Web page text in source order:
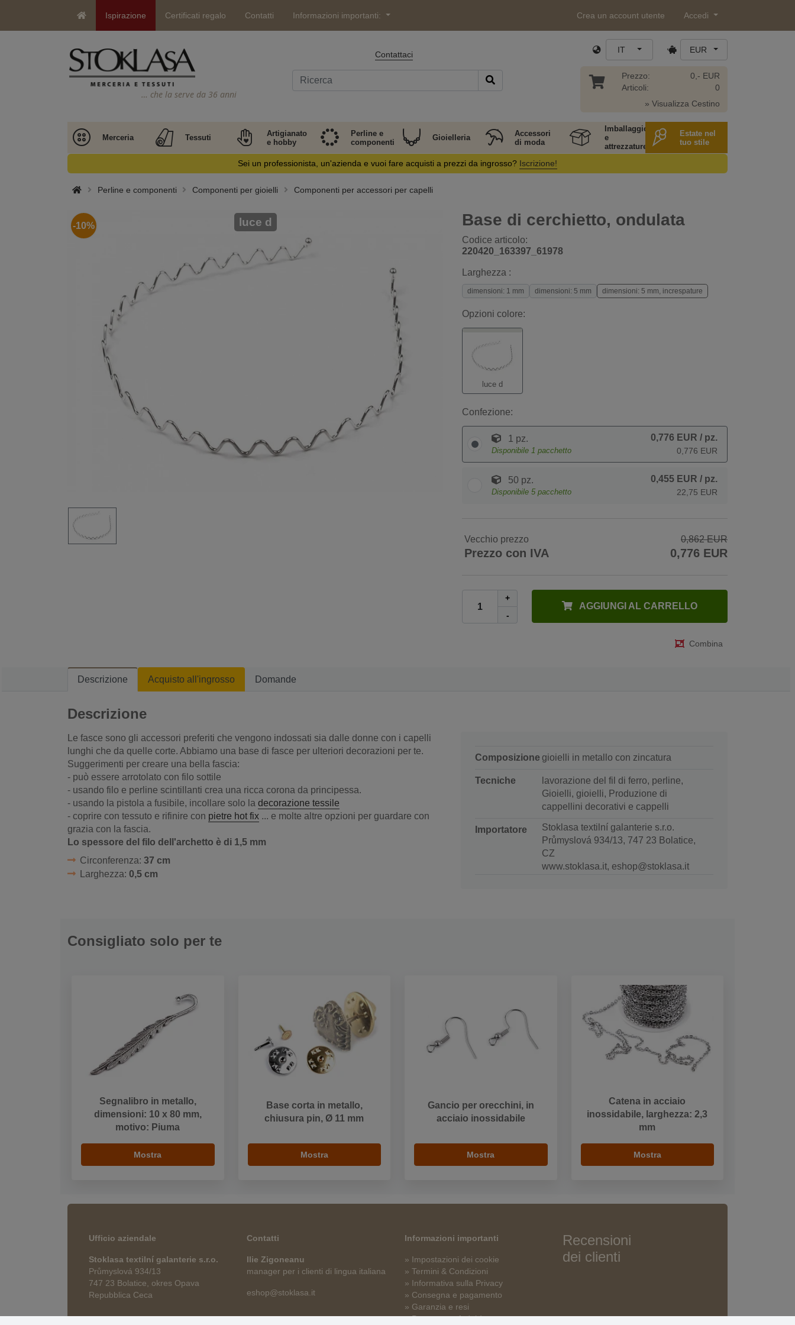
Ispirazione Certificati regalo Contatti Informazioni importanti: Crea un account utente Accedi
… che la serve da 36 anni
Contattaci IT EUR
Prezzo:
Articoli:
0,- EUR
0
» Visualizza Cestino
Merceria Tessuti
Artigianato
e hobby
Perline e
componenti
Gioielleria
Accessori
di moda
Imballaggio
e
attrezzature
Estate nel
tuo stile
Sei un professionista, un'azienda e vuoi fare acquisti a prezzi da ingrosso? Iscrizione!
Perline e componenti Componenti per gioielli Componenti per accessori per capelli
Base di cerchietto, ondulata
Codice articolo:
220420_163397_61978
-10% luce d
Larghezza :
dimensioni: 1 mm dimensioni: 5 mm dimensioni: 5 mm, increspature
Opzioni colore:
luce d
Confezione:
1 pz.
Disponibile 1 pacchetto
0,776 EUR / pz.
0,776 EUR
50 pz.
Disponibile 5 pacchetto
0,455 EUR / pz.
22,75 EUR
Vecchio prezzo 0,862 EUR
Prezzo con IVA 0,776 EUR
+
-
AGGIUNGI AL CARRELLO
Combina
Descrizione Acquisto all'ingrosso Domande
Descrizione
Le fasce sono gli accessori preferiti che vengono indossati sia dalle donne con i capelli
lunghi che da quelle corte. Abbiamo una base di fasce per ulteriori decorazioni per te.
Suggerimenti per creare una bella fascia:
- può essere arrotolato con filo sottile
- usando filo e perline scintillanti crea una ricca corona da principessa.
- usando la pistola a fusibile, incollare solo la decorazione tessile
- coprire con tessuto e rifinire con pietre hot fix ... e molte altre opzioni per guardare con
grazia con la fascia.
Lo spessore del filo dell'archetto è di 1,5 mm
Circonferenza: 37 cm
Larghezza: 0,5 cm
Composizione gioielli in metallo con zincatura
Tecniche
lavorazione del fil di ferro, perline,
Gioielli, gioielli, Produzione di
cappellini decorativi e cappelli
Importatore
Stoklasa textilní galanterie s.r.o.
Průmyslová 934/13, 747 23 Bolatice,
CZ
www.stoklasa.it, eshop@stoklasa.it
Consigliato solo per te
Segnalibro in metallo,
dimensioni: 10 x 80 mm,
motivo: Piuma
Mostra
Base corta in metallo,
chiusura pin, Ø 11 mm
Mostra
Gancio per orecchini, in
acciaio inossidabile
Mostra
Catena in acciaio
inossidabile, larghezza: 2,3
mm
Mostra
Ufficio aziendale
Stoklasa textilní galanterie s.r.o.
Průmyslová 934/13
747 23 Bolatice, okres Opava
Repubblica Ceca
Contatti
Ilie Zigoneanu
manager per i clienti di lingua italiana
eshop@stoklasa.it
Informazioni importanti
» Impostazioni dei cookie
» Termini & Condizioni
» Informativa sulla Privacy
» Consegna e pagamento
» Garanzia e resi
» Programma fedeltà
Recensioni
dei clienti